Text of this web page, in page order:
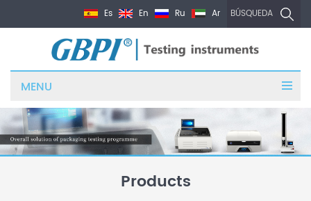
BÚSQUEDA
Es En Ru Ar
MENU
Products